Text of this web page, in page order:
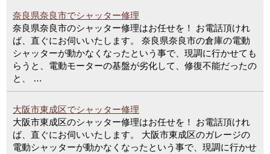
奈良県奈良市でシャッター修理
奈良県奈良市のシャッター修理はお任せを！ お電話頂けれ
ば、直ぐにお伺いいたします。 奈良県奈良市の倉庫の電動
シャッターが動かなくなったという事で、現調に行かせても
らうと、電動モーターの基盤が劣化して、修復不能だったの
と、 …
大阪市東成区でシャッター修理
大阪市東成区のシャッター修理はお任せを！ お電話頂けれ
ば、直ぐにお伺いいたします。 大阪市東成区のガレージの
電動シャッターが動かなくなったという事で、現調に行かせ